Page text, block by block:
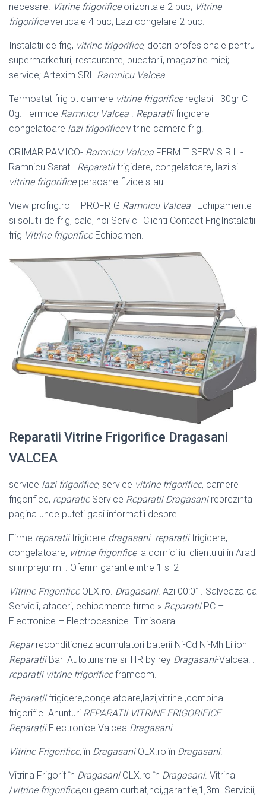
necesare. Vitrine frigorificeorizontale 2 buc; Vitrine
frigorificeverticale 4 buc; Lazi congelare 2 buc.
Instalatii de frig, vitrine frigorifice, dotari profesionale pentru
supermarketuri, restaurante, bucatarii, magazine mici;
service; Artexim SRL Ramnicu Valcea.
Termostat frig pt camere vitrine frigorificereglabil -30gr C-
0g. Termice Ramnicu Valcea . Reparatiifrigidere
congelatoare lazi frigorificevitrine camere frig.
CRIMAR PAMICO- Ramnicu Valcea FERMIT SERV S.R.L.-
Ramnicu Sarat . Reparatiifrigidere, congelatoare, lazi si
vitrine frigorificepersoane fizice s-au
View profrig.ro – PROFRIG Ramnicu Valcea | Echipamente
si solutii de frig, cald, noi Servicii Clienti Contact FrigInstalatii
frig Vitrine frigorificeEchipamen.
Reparatii Vitrine Frigorifice Dragasani
VALCEA
service lazi frigorifice, service vitrine frigorifice, camere
frigorifice, reparatieService Reparatii Dragasanireprezinta
pagina unde puteti gasi informatii despre
Firme reparatiifrigidere dragasani. reparatiifrigidere,
congelatoare, vitrine frigorificela domiciliul clientului in Arad
si imprejurimi . Oferim garantie intre 1 si 2
Vitrine FrigorificeOLX.ro. Dragasani. Azi 00:01. Salveaza ca
Servicii, afaceri, echipamente firme » ReparatiiPC –
Electronice – Electrocasnice. Timisoara.
Reparreconditionez acumulatori baterii Ni-Cd Ni-Mh Li ion
ReparatiiBari Autoturisme si TIR by rey Dragasani-Valcea! .
reparatii vitrine frigorificeframcom.
Reparatiifrigidere,congelatoare,lazi,vitrine ,combina
frigorific. Anunturi REPARATII VITRINE FRIGORIFICE
ReparatiiElectronice Valcea Dragasani.
Vitrine Frigorifice, în DragasaniOLX.ro în Dragasani.
Vitrina Frigorif în DragasaniOLX.ro în Dragasani. Vitrina
/vitrine frigorifice,cu geam curbat,noi,garantie,1,3m. Servicii,